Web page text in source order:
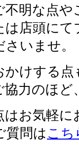
不明な点
は店頭に
いませ。
かけする
協力のほ
はお気軽
質問は こち